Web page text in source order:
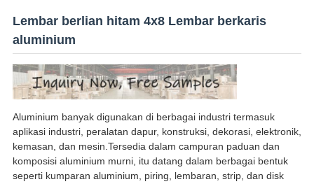
Lembar berlian hitam 4x8 Lembar berkaris
aluminium
Aluminium banyak digunakan di berbagai industri termasuk
aplikasi industri, peralatan dapur, konstruksi, dekorasi, elektronik,
kemasan, dan mesin.Tersedia dalam campuran paduan dan
komposisi aluminium murni, itu datang dalam berbagai bentuk
seperti kumparan aluminium, piring, lembaran, strip, dan disk